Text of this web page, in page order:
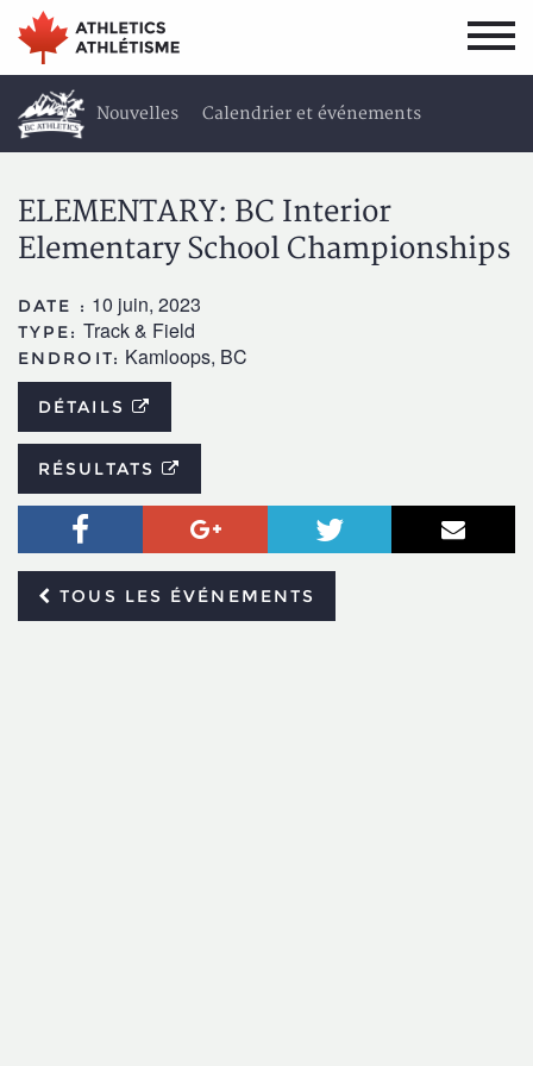
Aller
au
menu
principal
Aller
au
contenu
principal
Nouvelles Calendrier et événements
ELEMENTARY: BC Interior
Elementary School Championships
DATE : 10 juin, 2023
TYPE: Track & Field
ENDROIT: Kamloops, BC
DÉTAILS
RÉSULTATS
Facebook Google+ Twitter
TOUS LES ÉVÉNEMENTS